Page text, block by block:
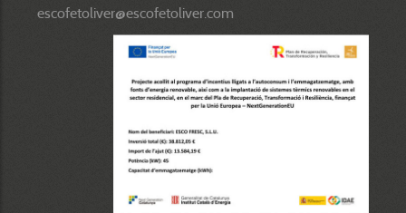
escofetoliver@escofetoliver.com